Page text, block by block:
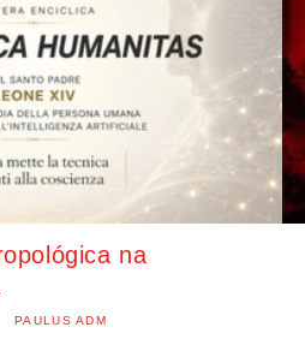
na
PAULUS ADM